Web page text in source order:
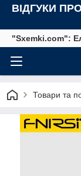
ВІДГУКИ
"Sxemki.com":
Товари та